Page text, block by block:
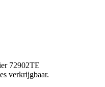
72902TE
verkrijgbaar.